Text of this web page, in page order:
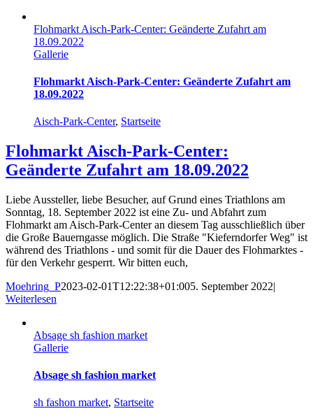
Flohmarkt Aisch-Park-Center: Geänderte Zufahrt am
18.09.2022
Gallerie
Flohmarkt Aisch-Park-Center: Geänderte Zufahrt am
18.09.2022
Aisch-Park-Center, Startseite
Flohmarkt Aisch-Park-Center:
Geänderte Zufahrt am 18.09.2022
Liebe Aussteller, liebe Besucher, auf Grund eines Triathlons am
Sonntag, 18. September 2022 ist eine Zu- und Abfahrt zum
Flohmarkt am Aisch-Park-Center an diesem Tag ausschließlich über
die Große Bauerngasse möglich. Die Straße "Kieferndorfer Weg" ist
während des Triathlons - und somit für die Dauer des Flohmarktes -
für den Verkehr gesperrt. Wir bitten euch,
Moehring_P2023-02-01T12:22:38+01:005. September 2022|
Weiterlesen
Absage sh fashion market
Gallerie
Absage sh fashion market
sh fashon market, Startseite